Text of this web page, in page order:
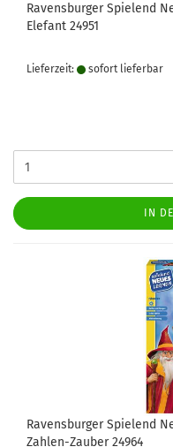
Ravensburger Spielend
Elefant 24951
Lieferzeit: sofort lie­fer­bar
IN
Ravensburger Spielend
Zahlen-Zauber 24964